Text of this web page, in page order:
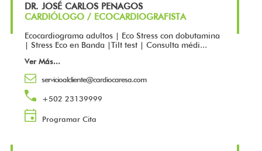
DR. JOSÉ CARLOS PENAGOS
CARDIÓLOGO / ECOCARDIOGRAFISTA
Ecocardiograma adultos | Eco Stress con dobutamina
| Stress Eco en Banda |Tilt test | Consulta médi...
Ver Más...
servicioalcliente@cardiocaresa.com
+502 23139999
Programar Cita